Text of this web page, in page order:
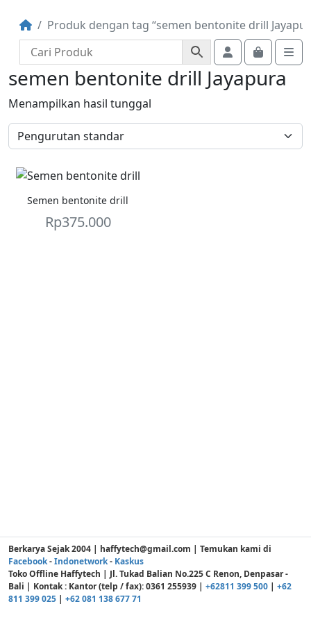
Produk dengan tag “semen bentonite drill
AccountCart
semen bentonite drill Jayapura
Menampilkan hasil tunggal
Semen bentonite drill
Rp375.000
Berkarya Sejak 2004 | haffytech@gmail.com | Temukan kami di
Facebook-Indonetwork- Kaskus
Toko Offline Haffytech | Jl. Tukad Balian No.225 C Renon, Denpasar -
Bali | Kontak : Kantor (telp / fax): 0361 255939 | +62811 399 500 | +62
811 399 025 | +62 081 138 677 71